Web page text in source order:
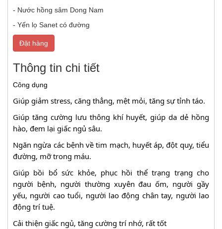
- Nước hồng sâm Dong Nam
- Yến lọ Sanet có đường
Đặt hàng
Thông tin chi tiết
Công dụng
Giúp giảm stress, căng thẳng, mệt mỏi, tăng sự tỉnh táo.
Giúp tăng cường lưu thông khí huyết, giúp da dẻ hồng
hào, đem lại giấc ngủ sâu.
Ngăn ngừa các bệnh về tim mạch, huyết áp, đột quỵ, tiểu
đường, mỡ trong máu.
Giúp bồi bổ sức khỏe, phục hồi thể trạng trạng cho
người bệnh, người thường xuyên đau ốm, người gầy
yếu, người cao tuổi, người lao động chân tay, người lao
động trí tuệ.
Cải thiện giấc ngủ, tăng cường trí nhớ, rất tốt